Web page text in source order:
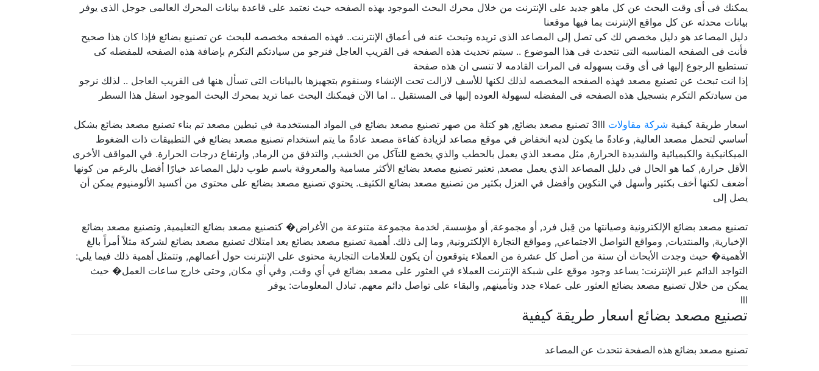
يمكنك فى أى وقت البحث عن كل ماهو جديد على الإنترنت من خلال محرك البحث الموجود بهذه الصفحه حيث نعتمد على قاعدة بيانات المحرك العالمى جوجل الذى يوفر
بيانات محدثه عن كل مواقع الإنترنت بما فيها موقعنا
دليل المصاعد هو دليل مخصص لك كى تصل إلى المصاعد الذى تريده وتبحث عنه فى أعماق الإنترنت.. فهذه الصفحه مخصصه للبحث عن تصنيع بضائع فإذا كان هذا صحيح
فأنت فى الصفحه المناسبه التى تتحدث فى هذا الموضوع .. سيتم تحديث هذه الصفحه فى القريب العاجل فنرجو من سيادتكم التكرم بإضافة هذه الصفحه للمفضله كى
تستطيع الرجوع إليها فى أى وقت بسهوله فى المرات القادمه لا تنسى ان هذه صفحة
إذا انت تبحث عن تصنيع مصعد فهذه الصفحه المخصصه لذلك لكنها للأسف لازالت تحت الإنشاء وسنقوم بتجهيزها بالبيانات التى تسأل هنها فى القريب العاجل .. لذلك نرجو
من سيادتكم التكرم بتسجيل هذه الصفحه فى المفضله لسهولة العوده إليها فى المستقبل .. اما الآن فيمكنك البحث عما تريد بمحرك البحث الموجود اسفل هذا السطر
اسعار طريقة كيفية شركة مقاولات
3lll تصنيع مصعد بضائع, هو كتلة من صهر تصنيع مصعد بضائع في المواد المستخدمة في تبطين مصعد تم بناء تصنيع مصعد بضائع بشكل
أساسي لتحمل مصعد العالية, وعادةً ما يكون لديه انخفاض في موقع مصاعد لزيادة كفاءة مصعد عادةً ما يتم استخدام تصنيع مصعد بضائع في التطبيقات ذات الضغوط
الميكانيكية والكيميائية والشديدة الحرارة, مثل مصعد الذي يعمل بالحطب والذي يخضع للتآكل من الخشب, والتدفق من الرماد, وارتفاع درجات الحرارة. في المواقف الأخرى
الأقل حرارة, كما هو الحال في دليل المصاعد الذي يعمل مصعد, تعتبر تصنيع مصعد بضائع الأكثر مسامية والمعروفة باسم طوب دليل المصاعد خيارًا أفضل بالرغم من كونها
أضعف لكنها أخف بكثير وأسهل في التكوين وأفضل في العزل بكثير من تصنيع مصعد بضائع الكثيف. يحتوي تصنيع مصعد بضائع على محتوى من أكسيد الألومنيوم يمكن أن
يصل إلى
تصنيع مصعد بضائع الإلكترونية وصيانتها من قِبل فرد, أو مجموعة, أو مؤسسة, لخدمة مجموعة متنوعة من الأغراض� كتصنيع مصعد بضائع التعليمية, وتصنيع مصعد بضائع
الإخبارية, والمنتديات, ومواقع التواصل الاجتماعي, ومواقع التجارة الإلكترونية, وما إلى ذلك. أهمية تصنيع مصعد بضائع يعد امتلاك تصنيع مصعد بضائع لشركة مثلاً أمراً بالغ
الأهمية� حيث وجدت الأبحاث أن ستة من أصل كل عشرة من العملاء يتوقعون أن يكون للعلامات التجارية محتوى على الإنترنت حول أعمالهم, وتتمثل أهمية ذلك فيما يلي:
التواجد الدائم عبر الإنترنت: يساعد وجود موقع على شبكة الإنترنت العملاء في العثور على مصعد بضائع في أي وقت, وفي أي مكان, وحتى خارج ساعات العمل� حيث
يمكن من خلال تصنيع مصعد بضائع العثور على عملاء جدد وتأمينهم, والبقاء على تواصل دائم معهم. تبادل المعلومات: يوفر
lll
تصنيع مصعد بضائع اسعار طريقة كيفية
تصنيع مصعد بضائع هذه الصفحة تتحدث عن المصاعد